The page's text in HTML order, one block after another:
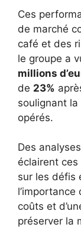
Ces
de marché
café et des
le groupe a
millions
de 23%
soulignant
opérés.
Des
éclairent
sur les défis
l’importance
coûts et
préserver la